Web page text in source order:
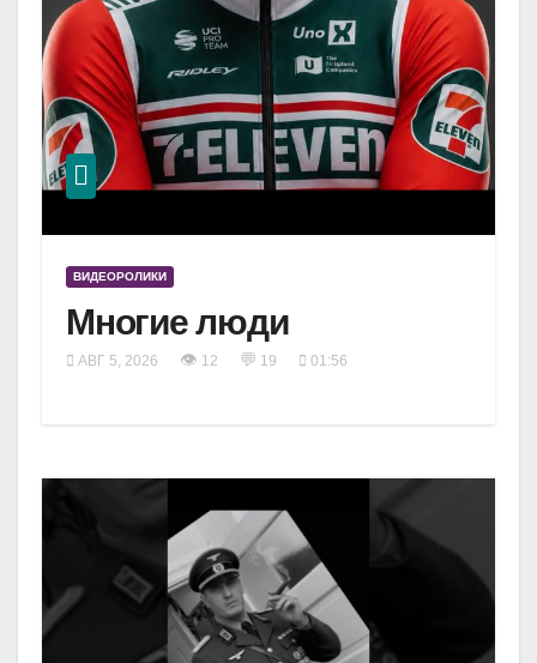
ВИДЕОРОЛИКИ
Многие люди
АВГ 5, 2026 👁 12 💬 19 01:56